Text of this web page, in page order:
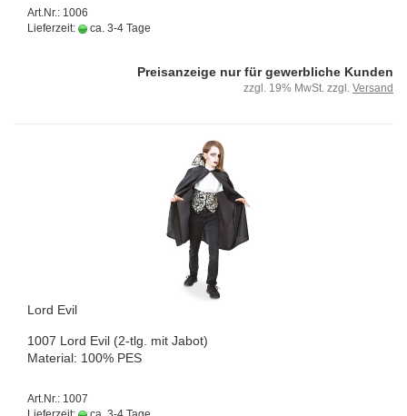
Art.Nr.: 1006
Lieferzeit:
ca. 3-4 Tage
Preisanzeige nur für gewerbliche Kunden
zzgl. 19% MwSt. zzgl. Versand
Lord Evil
1007 Lord Evil (2-tlg. mit Jabot)
Ma­te­ri­al: 100% PES
Art.Nr.: 1007